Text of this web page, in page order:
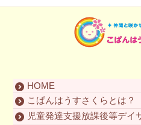
HOME
こぱんはうすさくらとは？
児童発達支援放課後等デイ